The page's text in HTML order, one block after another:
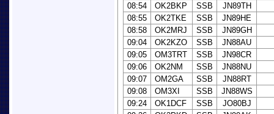
08:54
OK2BKP SSB
JN89TH
08:55
OK2TKE SSB
JN89HE
08:58
OK2MRJ SSB
JN89GH
09:04
OK2KZO SSB
JN88AU
09:05
OM3TRT SSB
JN98CR
09:06
OK2NM SSB
JN88NU
09:07
OM2GA SSB
JN88RT
09:08
OM3XI SSB
JN88WS
09:24
OK1DCF SSB
JO80BJ